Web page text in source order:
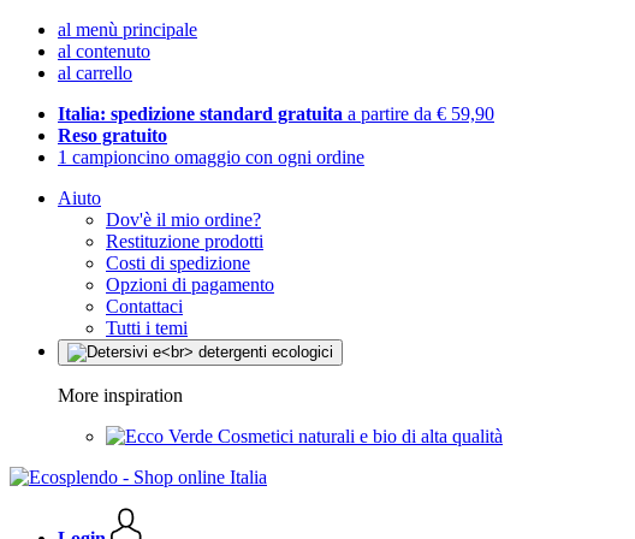
al menù principale
al contenuto
al carrello
Italia: spedizione standard gratuita a partire da € 59,90
Reso gratuito
1 campioncino omaggio con ogni ordine
Aiuto
Dov'è il mio ordine?
Restituzione prodotti
Costi di spedizione
Opzioni di pagamento
Contattaci
Tutti i temi
More inspiration
Cosmetici naturali e bio di alta qualità